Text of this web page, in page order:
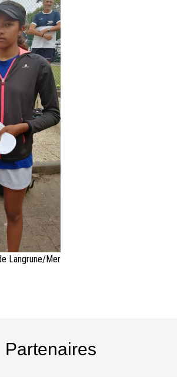
Langrune/Mer
Partenaires